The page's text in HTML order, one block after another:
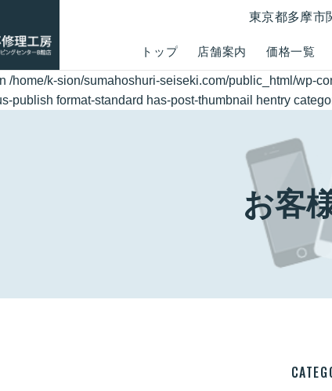
トップ 店舗案内 価格一覧
東京都多摩市
/home/k-sion/sumahoshuri-seiseki.com/public_html/wp-
publish format-standard has-post-thumbnail hentry
お客